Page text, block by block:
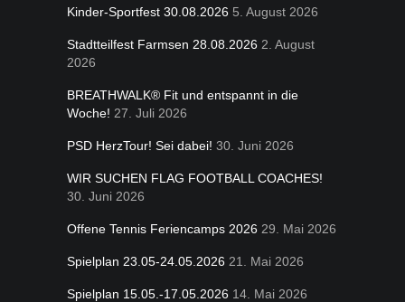
Kinder-Sportfest 30.08.2026 5. August 2026
Stadtteilfest Farmsen 28.08.2026 2. August
2026
BREATHWALK® Fit und entspannt in die
Woche! 27. Juli 2026
PSD HerzTour! Sei dabei! 30. Juni 2026
WIR SUCHEN FLAG FOOTBALL COACHES!
30. Juni 2026
Offene Tennis Feriencamps 2026 29. Mai 2026
Spielplan 23.05-24.05.2026 21. Mai 2026
Spielplan 15.05.-17.05.2026 14. Mai 2026